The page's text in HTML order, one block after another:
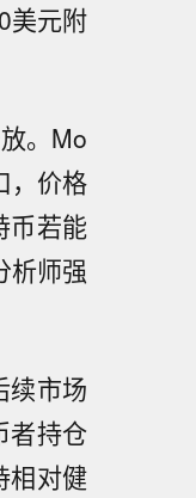
美元附
。Mo
，价格
币若能
析师强
续市场
者持仓
相对健